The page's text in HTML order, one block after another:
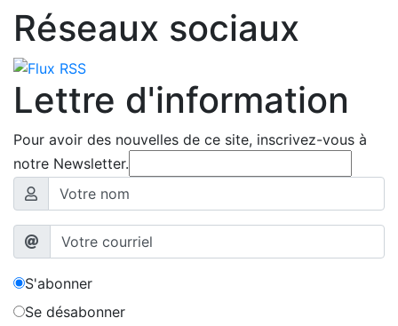
Réseaux sociaux
Lettre d'information
Pour avoir des nouvelles de ce site, inscrivez-vous à
notre Newsletter.
S'abonner
Se désabonner